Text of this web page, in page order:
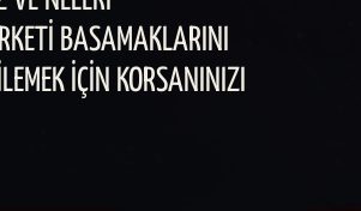
BASAMAKLARINI
IÇIN KORSANINIZI